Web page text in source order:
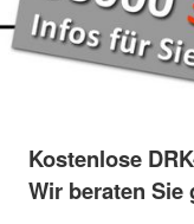
Kostenlose
Wir beraten Sie